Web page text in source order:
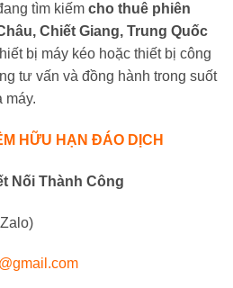
tìm kiếm cho thuê phiên
Chiết Giang, Trung Quốc
bị máy kéo hoặc thiết bị công
tư vấn và đồng hành trong suốt
máy.
HỮU HẠN ĐÁO DỊCH
Nối Thành Công